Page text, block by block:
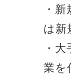
・
は新
・
業を